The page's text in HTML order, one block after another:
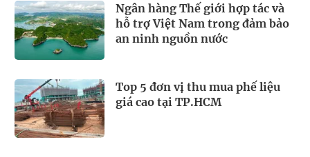
Ngân hàng Thế giới hợp tác và
hỗ trợ Việt Nam trong đảm bảo
an ninh nguồn nước
Top 5 đơn vị thu mua phế liệu
giá cao tại TP.HCM